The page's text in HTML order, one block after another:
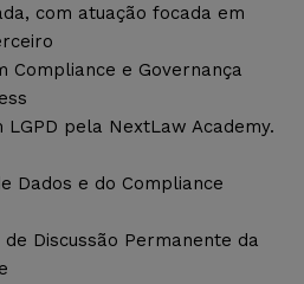
com atuação focada em
Compliance e Governança
pela NextLaw Academy.
Dados e do Compliance
Discussão Permanente da